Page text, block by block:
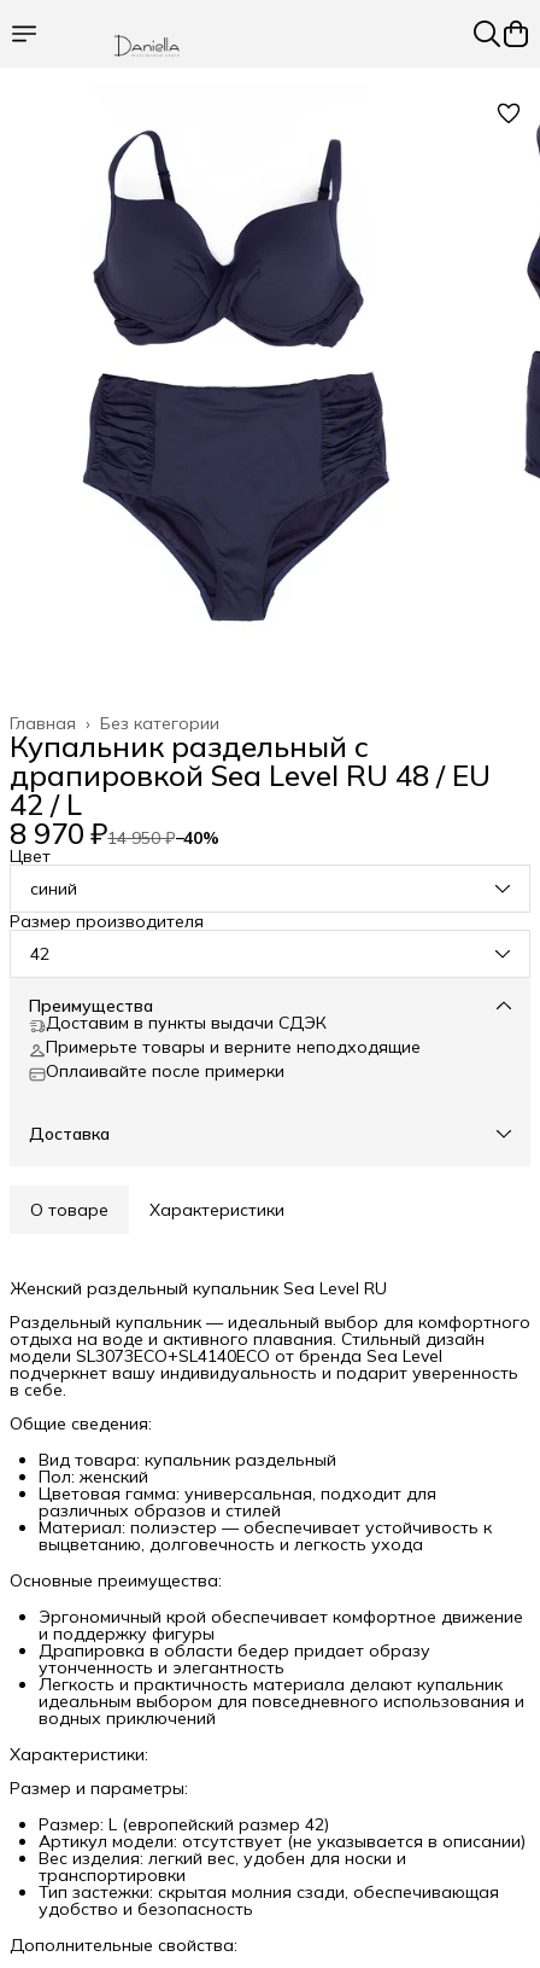
Без категории
Главная ›
Купальник раздельный с
драпировкой Sea Level RU 48 / EU
42 / L
8 970 ₽14 950 ₽−40%
Цвет
синий
Размер производителя
42
Преимущества
Доставим в пункты выдачи СДЭК
Примерьте товары и верните неподходящие
Оплаивайте после примерки
Доставка
О товаре Характеристики
Женский раздельный купальник Sea Level RU
Раздельный купальник — идеальный выбор для комфортного
отдыха на воде и активного плавания. Стильный дизайн
модели SL3073ECO+SL4140ECO от бренда Sea Level
подчеркнет вашу индивидуальность и подарит уверенность
в себе.
Общие сведения:
Вид товара: купальник раздельный
Пол: женский
Цветовая гамма: универсальная, подходит для
различных образов и стилей
Материал: полиэстер — обеспечивает устойчивость к
выцветанию, долговечность и легкость ухода
Основные преимущества:
Эргономичный крой обеспечивает комфортное движение
и поддержку фигуры
Драпировка в области бедер придает образу
утонченность и элегантность
Легкость и практичность материала делают купальник
идеальным выбором для повседневного использования и
водных приключений
Характеристики:
Размер и параметры:
Размер: L (европейский размер 42)
Артикул модели: отсутствует (не указывается в описании)
Вес изделия: легкий вес, удобен для носки и
транспортировки
Тип застежки: скрытая молния сзади, обеспечивающая
удобство и безопасность
Дополнительные свойства: